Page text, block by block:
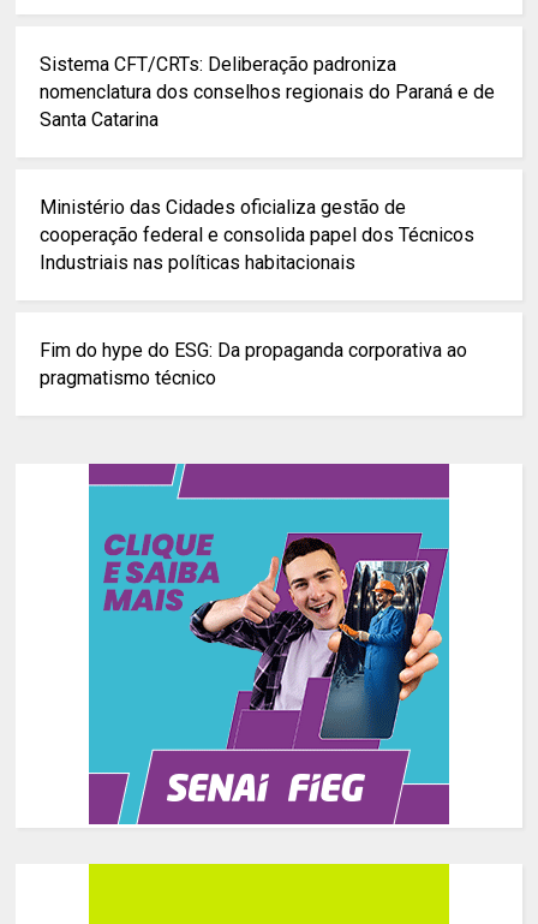
Sistema CFT/CRTs: Deliberação padroniza
nomenclatura dos conselhos regionais do Paraná e de
Santa Catarina
Ministério das Cidades oficializa gestão de
cooperação federal e consolida papel dos Técnicos
Industriais nas políticas habitacionais
Fim do hype do ESG: Da propaganda corporativa ao
pragmatismo técnico